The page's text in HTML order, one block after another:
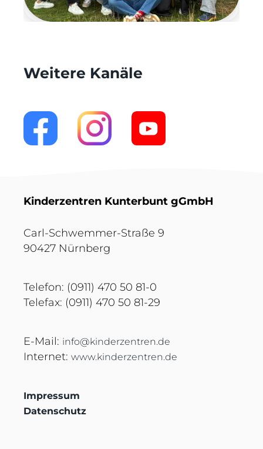
Weitere Kanäle
Kinderzentren Kunterbunt gGmbH
Carl-Schwemmer-Straße 9
90427 Nürnberg
Telefon: (0911) 470 50 81-0
Telefax: (0911) 470 50 81-29
E-Mail: info@kinderzentren.de
Internet: www.kinderzentren.de
Impressum
Datenschutz